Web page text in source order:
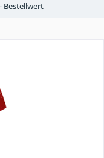
Bestellwert